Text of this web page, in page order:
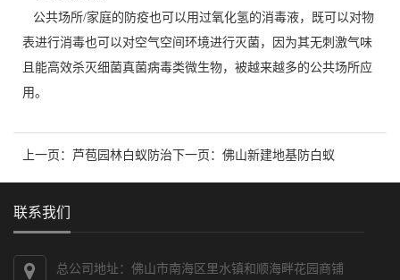
公共场所/家庭的防疫也可以用过氧化氢的消毒液，既可以对物
表进行消毒也可以对空气空间环境进行灭菌，因为其无刺激气味
且能高效杀灭细菌真菌病毒类微生物，被越来越多的公共场所应
用。
上一页： 芦苞园林白蚁防治下一页： 佛山新建地基防白蚁
联系我们
总公司地址：佛山市南海区里水镇和顺海畔花园商铺